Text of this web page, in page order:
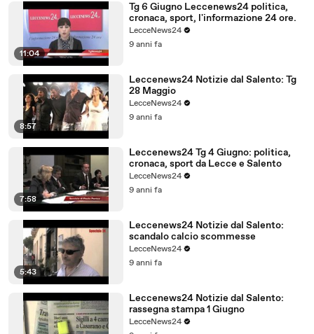
11:04
Tg 6 Giugno Leccenews24 politica,
cronaca, sport, l'informazione 24 ore.
LecceNews24
9 anni fa
8:57
Leccenews24 Notizie dal Salento: Tg
28 Maggio
LecceNews24
9 anni fa
7:58
Leccenews24 Tg 4 Giugno: politica,
cronaca, sport da Lecce e Salento
LecceNews24
9 anni fa
5:43
Leccenews24 Notizie dal Salento:
scandalo calcio scommesse
LecceNews24
9 anni fa
Leccenews24 Notizie dal Salento:
rassegna stampa 1 Giugno
LecceNews24